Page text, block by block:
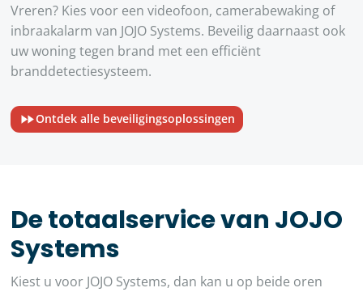
Vreren? Kies voor een videofoon, camerabewaking of
inbraakalarm van JOJO Systems. Beveilig daarnaast ook
uw woning tegen brand met een efficiënt
branddetectiesysteem.
Ontdek alle beveiligingsoplossingen
De totaalservice van JOJO
Systems
Kiest u voor JOJO Systems, dan kan u op beide oren